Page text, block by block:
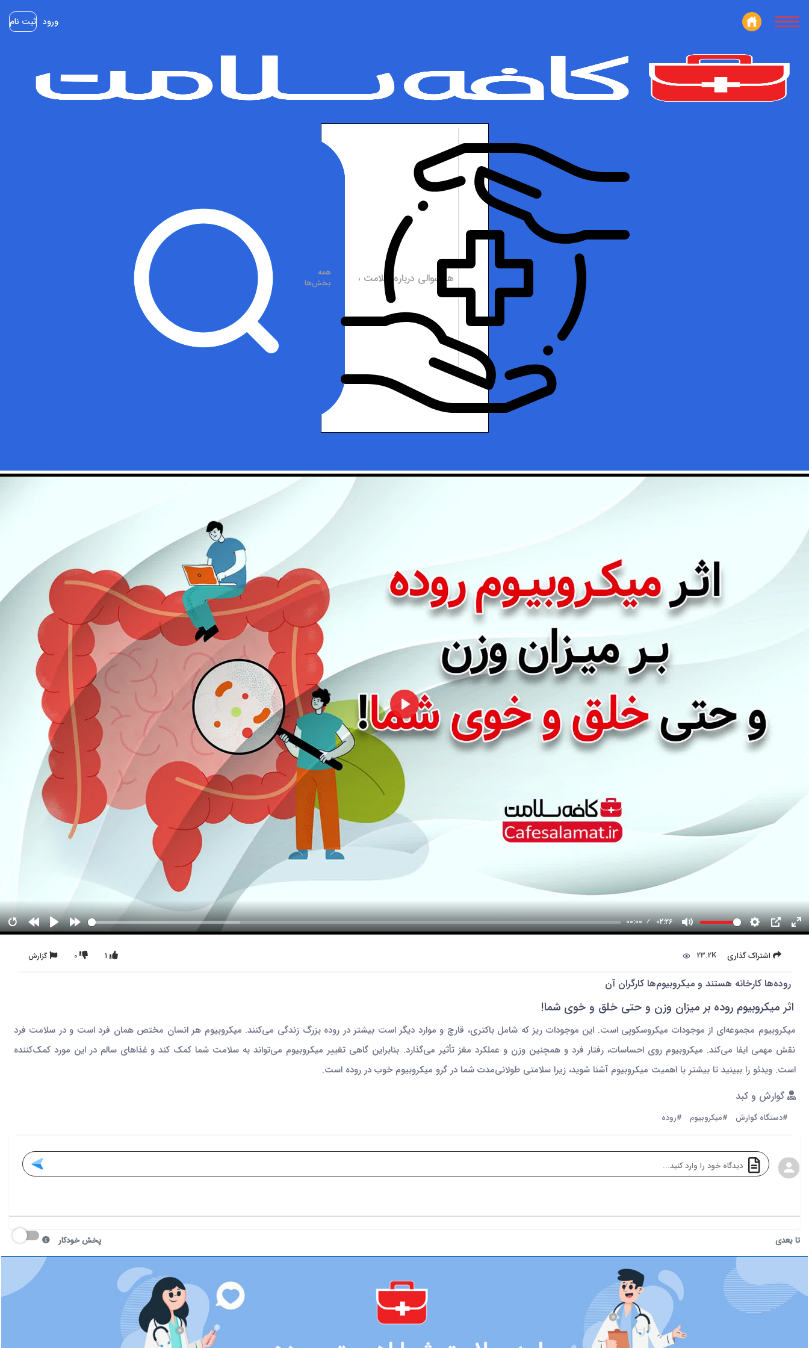
ورود ثبت نام
همه
بخش‌ها
00:00 02:26
اشتراک گذاری 23.2K گزارش 0 1
روده‌ها کارخانه هستند و میکروبیوم‌ها کارگران آن
اثر میکروبیوم روده بر میزان وزن و حتی خلق و خوی شما!
میکروبیوم مجموعه‌ای از موجودات میکروسکوپی است. این موجودات ریز که شامل باکتری، قارچ و موارد دیگر است بیشتر در روده بزرگ زندگی می‌کنند. میکروبیوم هر انسان مختص همان فرد است و در سلامت فرد
نقش مهمی ایفا می‌کند. میکروبیوم روی احساسات، رفتار فرد و همچنین وزن و عملکرد مغز تأثیر می‌گذارد. بنابراین گاهی تغییر میکروبیوم می‌تواند به سلامت شما کمک کند و غذاهای سالم در این مورد کمک‌کننده
است. ویدئو را ببینید تا بیشتر با اهمیت میکروبیوم آشنا شوید، زیرا سلامتی طولانی‌مدت شما در گرو میکروبیوم خوب در روده است.
گوارش و کبد
#دستگاه گوارش #میکروبیوم #روده
تا بعدی پخش خودکار